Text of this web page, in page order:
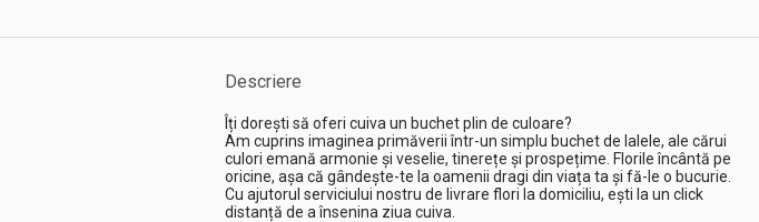
Descriere
Îți dorești să oferi cuiva un buchet plin de culoare?
Am cuprins imaginea primăverii într-un simplu buchet de lalele, ale cărui
culori emană armonie și veselie, tinerețe și prospețime. Florile încântă pe
oricine, așa că gândește-te la oamenii dragi din viața ta și fă-le o bucurie.
Cu ajutorul serviciului nostru de livrare flori la domiciliu, ești la un click
distanță de a însenina ziua cuiva.